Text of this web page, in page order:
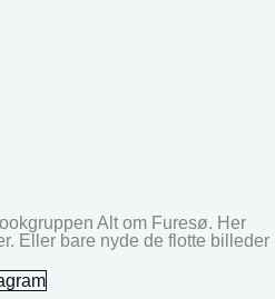
Alt om Furesø. Her
Eller bare nyde de flotte billeder